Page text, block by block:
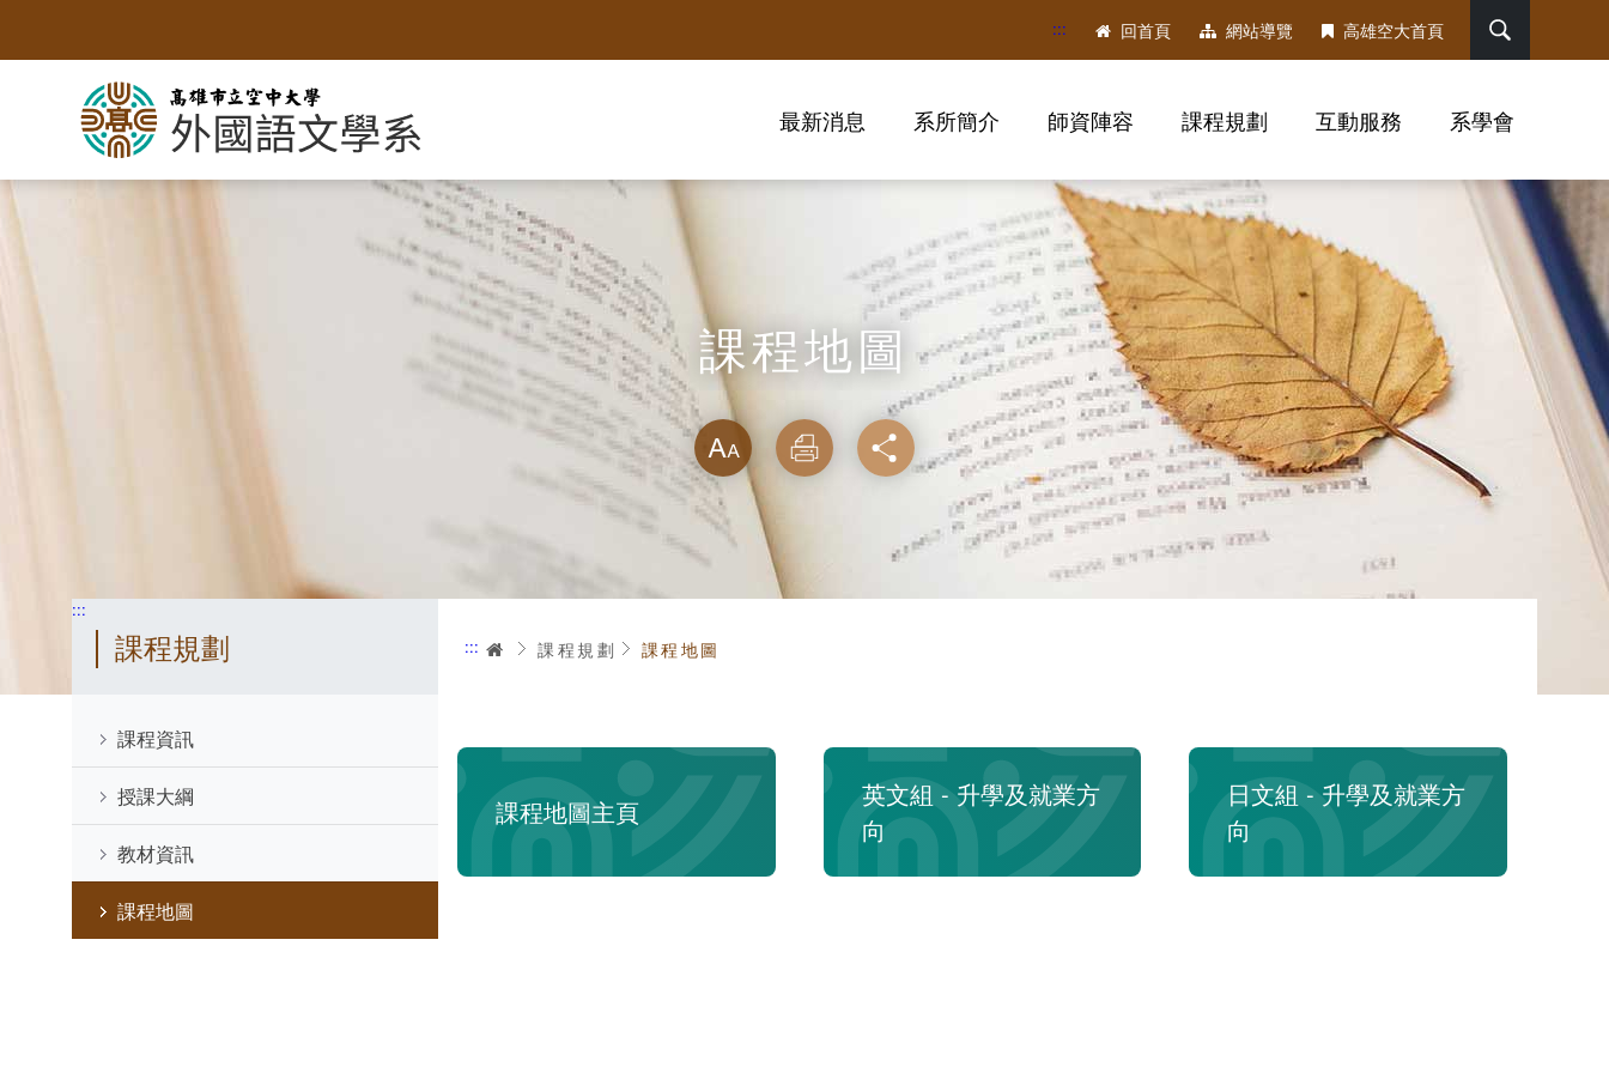
要
::: 回首頁 網站導覽 高雄空大首頁
最新消息 系所簡介 師資陣容 課程規劃 互動服務 系學會
課程地圖
略過字型切換，社群分享工具列
放大
列印 分享
:::
課程規劃
課程資訊
授課大綱
教材資訊
課程地圖
::: 首頁課程規劃 課程地圖
課程地圖主頁
英文組 - 升學及就業方
向
日文組 - 升學及就業方
向